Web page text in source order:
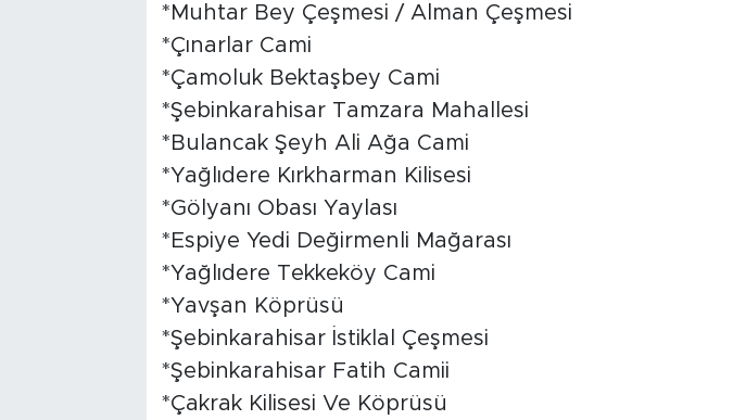
*Muhtar Bey Çeşmesi / Alman Çeşmesi
*Çınarlar Cami
*Çamoluk Bektaşbey Cami
*Şebinkarahisar Tamzara Mahallesi
*Bulancak Şeyh Ali Ağa Cami
*Yağlıdere Kırkharman Kilisesi
*Gölyanı Obası Yaylası
*Espiye Yedi Değirmenli Mağarası
*Yağlıdere Tekkeköy Cami
*Yavşan Köprüsü
*Şebinkarahisar İstiklal Çeşmesi
*Şebinkarahisar Fatih Camii
*Çakrak Kilisesi Ve Köprüsü